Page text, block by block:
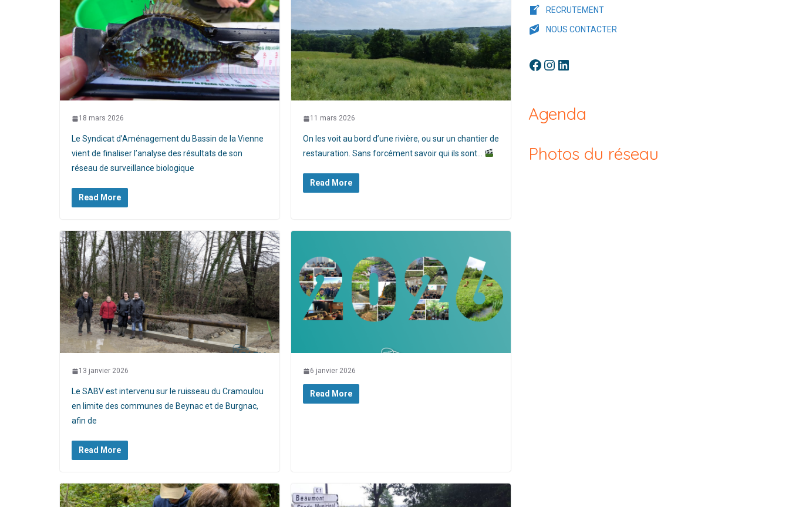
18 mars 2026
Le Syndicat d’Aménagement du Bassin de la Vienne
vient de finaliser l’analyse des résultats de son
réseau de surveillance biologique
Read More
11 mars 2026
On les voit au bord d’une rivière, ou sur un chantier de
restauration. Sans forcément savoir qui ils sont…
Read More
13 janvier 2026
Le SABV est intervenu sur le ruisseau du Cramoulou
en limite des communes de Beynac et de Burgnac,
afin de
Read More
6 janvier 2026
Read More
RECRUTEMENT
NOUS CONTACTER
Facebook Instagram LinkedIn
Agenda
Photos du réseau